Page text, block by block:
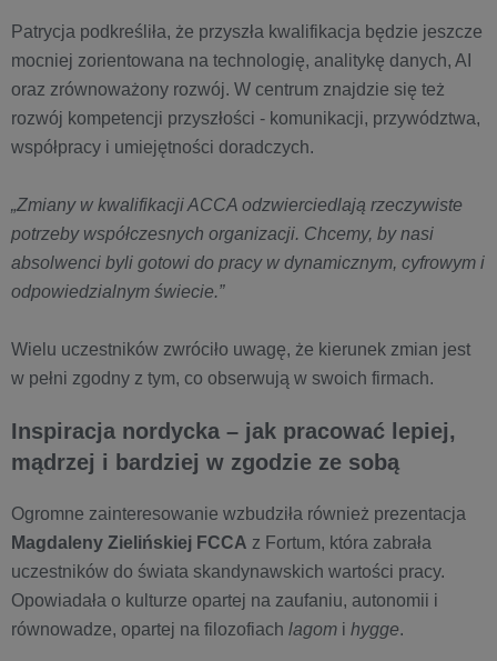
Patrycja podkreśliła, że przyszła kwalifikacja będzie jeszcze
mocniej zorientowana na technologię, analitykę danych, AI
oraz zrównoważony rozwój. W centrum znajdzie się też
rozwój kompetencji przyszłości - komunikacji, przywództwa,
współpracy i umiejętności doradczych.
„Zmiany w kwalifikacji ACCA odzwierciedlają rzeczywiste
potrzeby współczesnych organizacji. Chcemy, by nasi
absolwenci byli gotowi do pracy w dynamicznym, cyfrowym i
odpowiedzialnym świecie.”
Wielu uczestników zwróciło uwagę, że kierunek zmian jest
w pełni zgodny z tym, co obserwują w swoich firmach.
Inspiracja nordycka – jak pracować lepiej,
mądrzej i bardziej w zgodzie ze sobą
Ogromne zainteresowanie wzbudziła również prezentacja
Magdaleny Zielińskiej FCCA z Fortum, która zabrała
uczestników do świata skandynawskich wartości pracy.
Opowiadała o kulturze opartej na zaufaniu, autonomii i
równowadze, opartej na filozofiach lagom i hygge.